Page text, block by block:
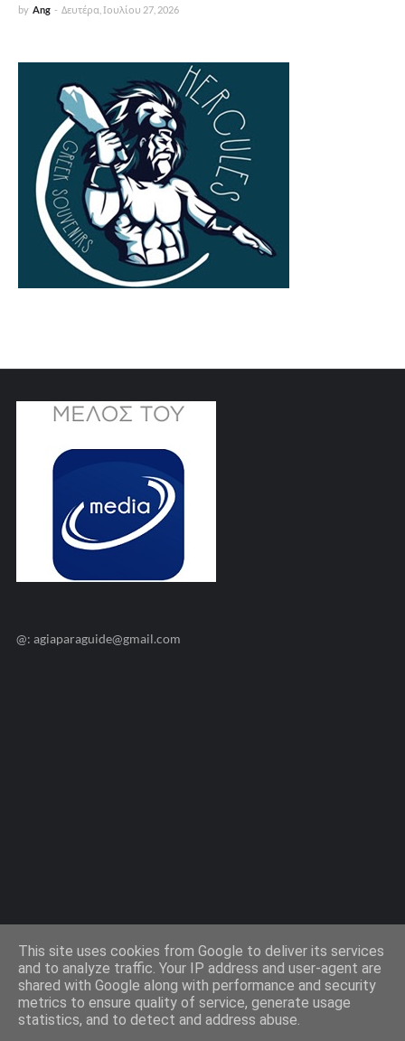
by Ang - Δευτέρα, Ιουλίου 27, 2026
@: agiaparaguide@gmail.com
Design by -Templateify
This site uses cookies from Google to deliver its services
and to analyze traffic. Your IP address and user-agent are
shared with Google along with performance and security
metrics to ensure quality of service, generate usage
statistics, and to detect and address abuse.